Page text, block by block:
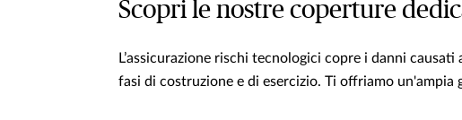
Scopri le nostre coperture
L’assicurazione rischi tecnologici copre i danni
fasi di costruzione e di esercizio. Ti offriamo un'ampia